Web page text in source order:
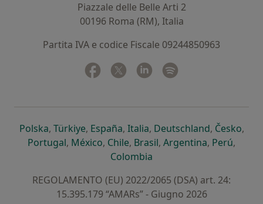
Piazzale delle Belle Arti 2
00196 Roma (RM), Italia
Partita IVA e codice Fiscale 09244850963
Facebook
si apre in una nuova scheda
Twitter
si apre in una nuova scheda
Linkedin
si apre in una nuova
Polskasi apre in una nuova scheda
, Türkiyesi apre in una nuova scheda
, Españasi apre in una nuova scheda
, Italiasi apre in una nuova
, Deutschlandsi apre in
, Českosi
,
Portugalsi apre in una nuova scheda
, Méxicosi apre in una nuova scheda
, Chilesi apre in una nuova scheda
, Brasilsi apre in una nuova
, Argentinasi apre in
, Perúsi
,
Colombia
REGOLAMENTO (EU) 2022/2065 (DSA) art. 24:
15.395.179 “AMARs” - Giugno 2026